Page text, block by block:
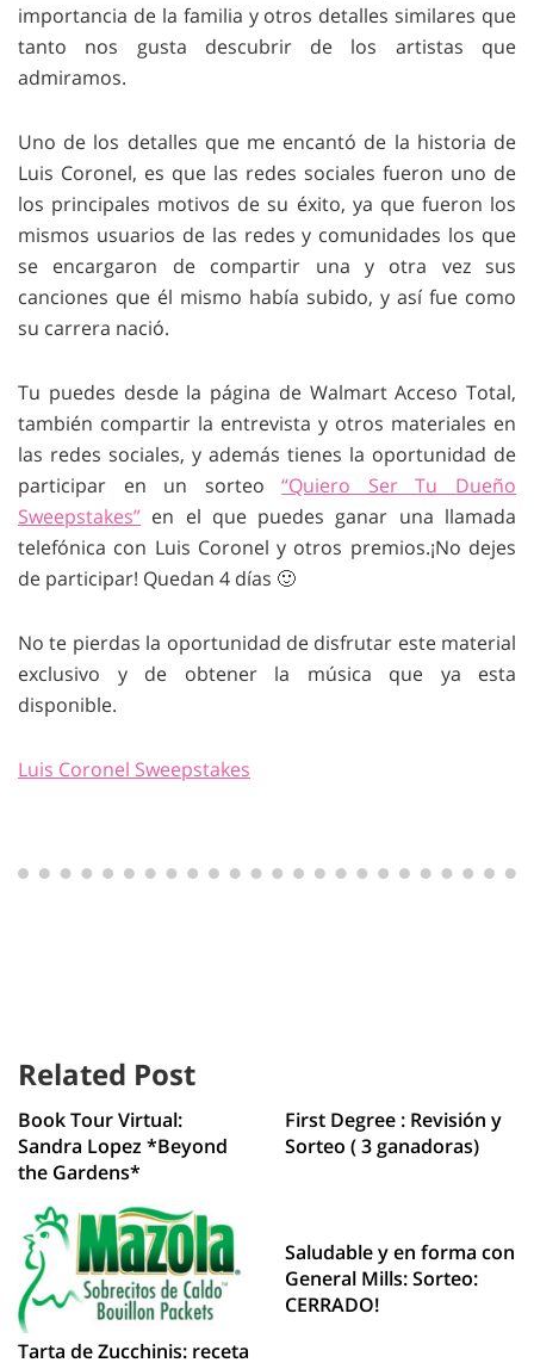
importancia de la familia y otros detalles similares que
tanto nos gusta descubrir de los artistas que
admiramos.
Uno de los detalles que me encantó de la historia de
Luis Coronel, es que las redes sociales fueron uno de
los principales motivos de su éxito, ya que fueron los
mismos usuarios de las redes y comunidades los que
se encargaron de compartir una y otra vez sus
canciones que él mismo había subido, y así fue como
su carrera nació.
Tu puedes desde la página de Walmart Acceso Total,
también compartir la entrevista y otros materiales en
las redes sociales, y además tienes la oportunidad de
participar en un sorteo“Quiero Ser Tu Dueño
Sweepstakes” en el que puedes ganar una llamada
telefónica con Luis Coronel y otros premios.¡No dejes
de participar! Quedan 4 días 🙂
No te pierdas la oportunidad de disfrutar este material
exclusivo y de obtener la música que ya esta
disponible.
Luis Coronel Sweepstakes
Related Post
Book Tour Virtual:
Sandra Lopez *Beyond
the Gardens*
First Degree : Revisión y
Sorteo ( 3 ganadoras)
Tarta de Zucchinis: receta
Saludable y en forma con
General Mills: Sorteo:
CERRADO!